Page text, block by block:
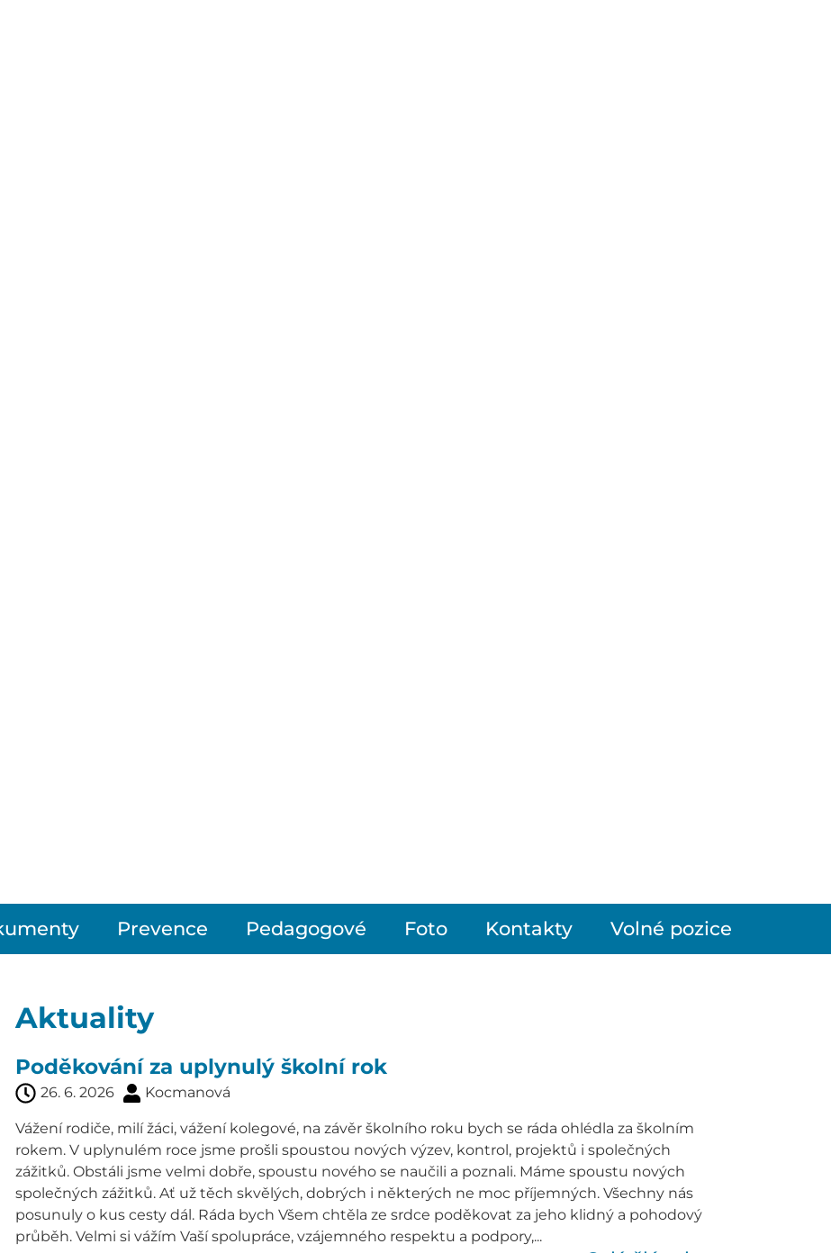
Prevence Pedagogové Foto Kontakty Volné pozice
Aktuality
Poděkování za uplynulý školní rok
26. 6. 2026 Kocmanová
Vážení rodiče, milí žáci, vážení kolegové, na závěr školního roku bych se ráda ohlédla za školním
rokem. V uplynulém roce jsme prošli spoustou nových výzev, kontrol, projektů i společných
zážitků. Obstáli jsme velmi dobře, spoustu nového se naučili a poznali. Máme spoustu nových
společných zážitků. Ať už těch skvělých, dobrých i některých ne moc příjemných. Všechny nás
posunuly o kus cesty dál. Ráda bych Všem chtěla ze srdce poděkovat za jeho klidný a pohodový
průběh. Velmi si vážím Vaší spolupráce, vzájemného respektu a podpory,...